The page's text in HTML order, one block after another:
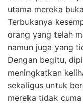
utama mereka
Terbukanya
orang yang telah
namun juga yang
Dengan begitu,
meningkatkan
sekaligus untuk
mereka tidak